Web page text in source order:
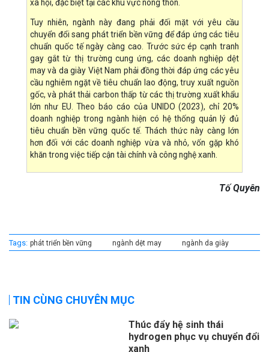
xã hội, đặc biệt tại các khu vực nông thôn.
Tuy nhiên, ngành này đang phải đối mặt với yêu cầu
chuyển đổi sang phát triển bền vững để đáp ứng các tiêu
chuẩn quốc tế ngày càng cao. Trước sức ép cạnh tranh
gay gắt từ thị trường cung ứng, các doanh nghiệp dệt
may và da giày Việt Nam phải đồng thời đáp ứng các yêu
cầu nghiêm ngặt về tiêu chuẩn lao động, truy xuất nguồn
gốc, và phát thải carbon thấp từ các thị trường xuất khẩu
lớn như EU. Theo báo cáo của UNIDO (2023), chỉ 20%
doanh nghiệp trong ngành hiện có hệ thống quản lý đủ
tiêu chuẩn bền vững quốc tế. Thách thức này càng lớn
hơn đối với các doanh nghiệp vừa và nhỏ, vốn gặp khó
khăn trong việc tiếp cận tài chính và công nghệ xanh.
Tố Quyên
Tags: phát triển bền vững ngành dệt may ngành da giày
TIN CÙNG CHUYÊN MỤC
Thúc đẩy hệ sinh thái
hydrogen phục vụ chuyển đổi
xanh